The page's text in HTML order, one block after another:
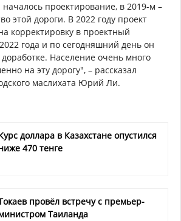
началось проектирование, в 2019-м –
этой дороги. В 2022 году проект
корректировку в проектный
года и по сегодняшний день он
доработке. Население очень много
на эту дорогу", – рассказал
маслихата Юрий Ли.
доллара в Казахстане опустился
470 тенге
провёл встречу с премьер-
Таиланда